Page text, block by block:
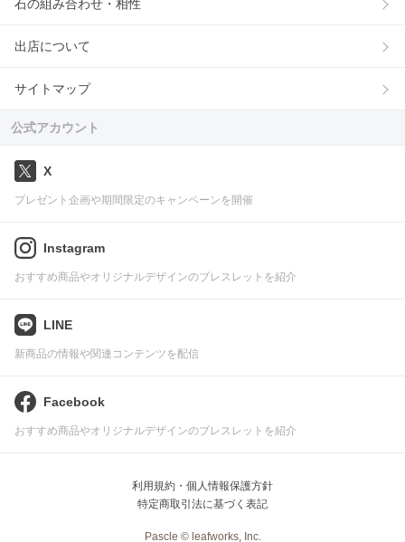
石の組み合わせ・相性
出店について
サイトマップ
公式アカウント
X
プレゼント企画や期間限定のキャンペーンを開催
Instagram
おすすめ商品やオリジナルデザインのブレスレットを紹介
LINE
新商品の情報や関連コンテンツを配信
Facebook
おすすめ商品やオリジナルデザインのブレスレットを紹介
利用規約・個人情報保護方針
特定商取引法に基づく表記
Pascle © leafworks, Inc.